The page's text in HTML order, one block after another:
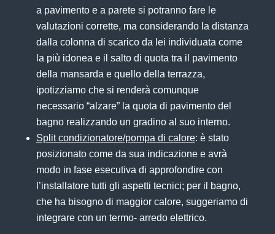
a pavimento e a parete si potranno fare le
valutazioni corrette, ma considerando la distanza
dalla colonna di scarico da lei individuata come
la più idonea e il salto di quota tra il pavimento
della mansarda e quello della terrazza,
ipotizziamo che si renderà comunque
necessario “alzare” la quota di pavimento del
bagno realizzando un gradino al suo interno.
Split condizionatore/pompa di calore: è stato
posizionato come da sua indicazione e avrà
modo in fase esecutiva di approfondire con
l’installatore tutti gli aspetti tecnici; per il bagno,
che ha bisogno di maggior calore, suggeriamo di
integrare con un termo- arredo elettrico.